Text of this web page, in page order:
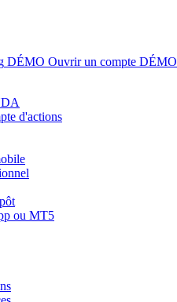
DÉMO Ouvrir un compte DÉMO
d'actions
ou MT5